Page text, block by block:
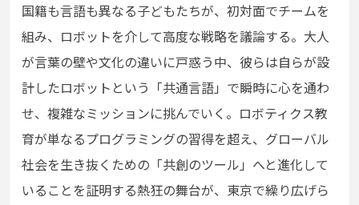
国籍も言語も異なる子どもたちが、初対面でチームを
組み、ロボットを介して高度な戦略を議論する。大人
が言葉の壁や文化の違いに戸惑う中、彼らは自らが設
計したロボットという「共通言語」で瞬時に心を通わ
せ、複雑なミッションに挑んでいく。ロボティクス教
育が単なるプログラミングの習得を超え、グローバル
社会を生き抜くための「共創のツール」へと進化して
いることを証明する熱狂の舞台が、東京で繰り広げら